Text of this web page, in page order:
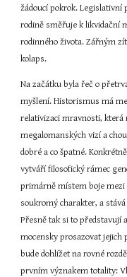
žádoucí pokrok. Legislativní
rodině směřuje k likvidační
rodinného života. Zářným
kolaps.
Na začátku byla řeč o
myšlení. Historismus má
relativizaci mravnosti, která
megalomanských vizí a
dobré a co špatné.
vytváří filosofický rámec
primárně místem boje
soukromý charakter, a
Přesně tak si to představují
mocensky prosazovat
bude dohlížet na rovné
prvním význakem totality: